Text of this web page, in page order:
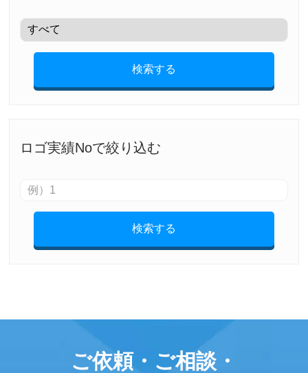
検索する
ロゴ実績Noで絞り込む
検索する
ご依頼・ご相談・